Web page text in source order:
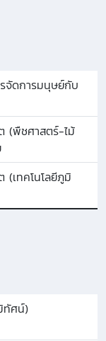
จัดการมนุษย์กับ
(พืชศาสตร์-ไม้
(เทคโนโลยีภูมิ
ทัศน์)